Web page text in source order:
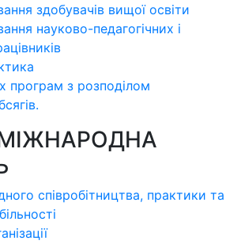
здобувачів вищої освіти
науково-педагогічних і
програм з розподілoм
співробітництва, практики та